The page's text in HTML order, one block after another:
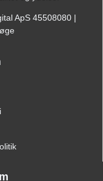
ApS 45508080 |